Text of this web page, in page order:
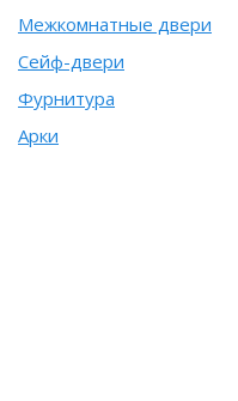
Межкомнатные двери
Сейф-двери
Фурнитура
Арки